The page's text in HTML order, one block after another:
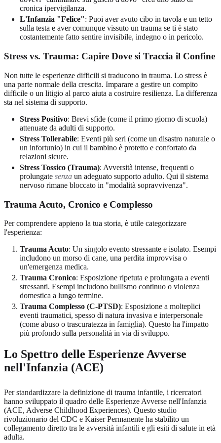
cronica ipervigilanza.
L'Infanzia "Felice": Puoi aver avuto cibo in tavola e un tetto
sulla testa e aver comunque vissuto un trauma se ti è stato
costantemente fatto sentire invisibile, indegno o in pericolo.
Stress vs. Trauma: Capire Dove si Traccia il Confine
Non tutte le esperienze difficili si traducono in trauma. Lo stress è
una parte normale della crescita. Imparare a gestire un compito
difficile o un litigio al parco aiuta a costruire resilienza. La differenza
sta nel sistema di supporto.
Stress Positivo: Brevi sfide (come il primo giorno di scuola)
attenuate da adulti di supporto.
Stress Tollerabile: Eventi più seri (come un disastro naturale o
un infortunio) in cui il bambino è protetto e confortato da
relazioni sicure.
Stress Tossico (Trauma): Avversità intense, frequenti o
prolungate senza un adeguato supporto adulto. Qui il sistema
nervoso rimane bloccato in "modalità sopravvivenza".
Trauma Acuto, Cronico e Complesso
Per comprendere appieno la tua storia, è utile categorizzare
l'esperienza:
Trauma Acuto: Un singolo evento stressante e isolato. Esempi
includono un morso di cane, una perdita improvvisa o
un'emergenza medica.
Trauma Cronico: Esposizione ripetuta e prolungata a eventi
stressanti. Esempi includono bullismo continuo o violenza
domestica a lungo termine.
Trauma Complesso (C-PTSD): Esposizione a molteplici
eventi traumatici, spesso di natura invasiva e interpersonale
(come abuso o trascuratezza in famiglia). Questo ha l'impatto
più profondo sulla personalità in via di sviluppo.
Lo Spettro delle Esperienze Avverse
nell'Infanzia (ACE)
Per standardizzare la definizione di trauma infantile, i ricercatori
hanno sviluppato il quadro delle Esperienze Avverse nell'Infanzia
(ACE, Adverse Childhood Experiences). Questo studio
rivoluzionario del CDC e Kaiser Permanente ha stabilito un
collegamento diretto tra le avversità infantili e gli esiti di salute in età
adulta.